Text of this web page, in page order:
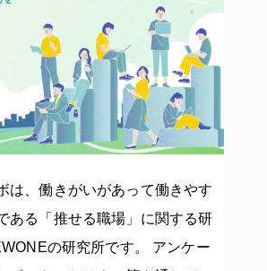
は、働きがいがあって働きやす
ある「推せる職場」に関する研
の研究所です。 アンケー